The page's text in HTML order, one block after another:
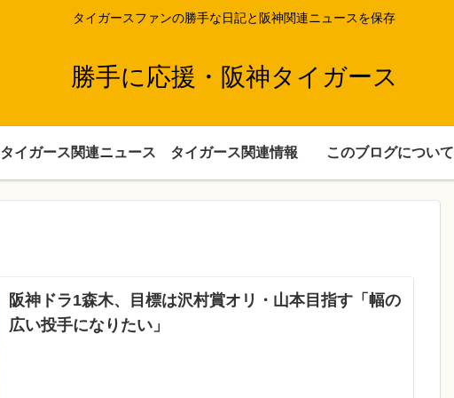
タイガースファンの勝手な日記と阪神関連ニュースを保存
勝手に応援・阪神タイガース
タイガース関連ニュース タイガース関連情報 このブログについて
阪神ドラ1森木、目標は沢村賞オリ・山本目指す「幅の
広い投手になりたい」